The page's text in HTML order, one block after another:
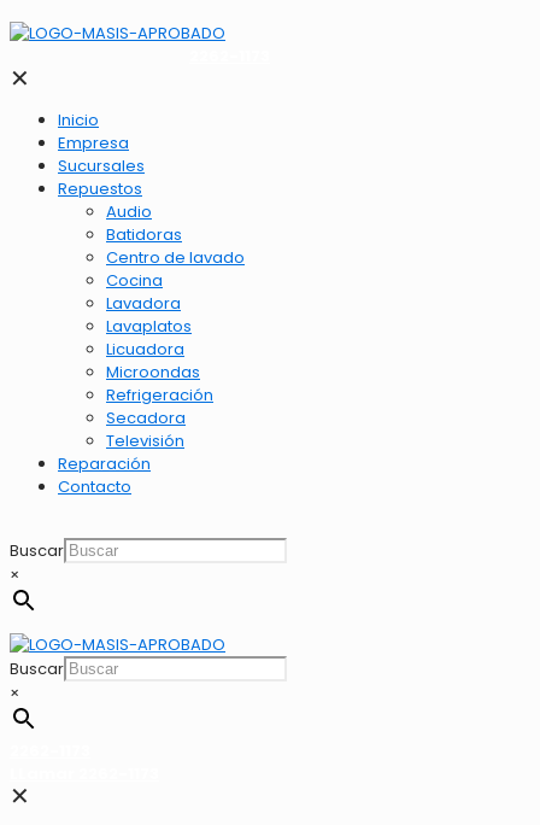
✕
Inicio
Empresa
Sucursales
Repuestos
Audio
Batidoras
Centro de lavado
Cocina
Lavadora
Lavaplatos
Licuadora
Microondas
Refrigeración
Secadora
Televisión
Reparación
Contacto
Buscar
×
Buscar
×
✕